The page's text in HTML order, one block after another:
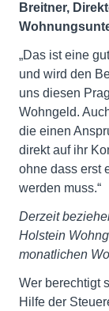
Breitner,
„Das ist eine
und wird den
uns diesen
Wohngeld.
die einen
direkt auf ihr
ohne dass erst
werden muss.“
Derzeit
Holstein
monatlichen
Wer berechtigt
Hilfe der